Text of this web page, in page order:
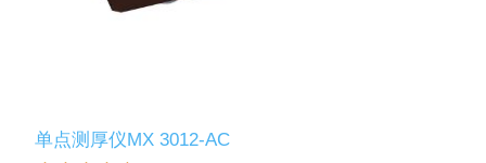
单点测厚仪MX 3012-AC